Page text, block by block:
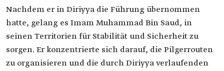
Nachdem er in Diriyya die Führung übernommen
hatte, gelang es Imam Muhammad Bin Saud, in
seinen Territorien für Stabilität und Sicherheit zu
sorgen. Er konzentrierte sich darauf, die Pilgerrouten
zu organisieren und die durch Diriyya verlaufenden